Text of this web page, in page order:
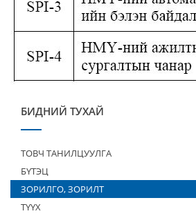
БИДНИЙ ТУХАЙ
ТОВЧ ТАНИЛЦУУЛГА
БҮТЭЦ
ЗОРИЛГО, ЗОРИЛТ
ТҮҮХ